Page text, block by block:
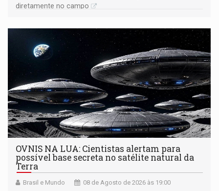
diretamente no campo
OVNIS NA LUA: Cientistas alertam para
possível base secreta no satélite natural da
Terra
Brasil e Mundo 08 de Agosto de 2026 às 19:00